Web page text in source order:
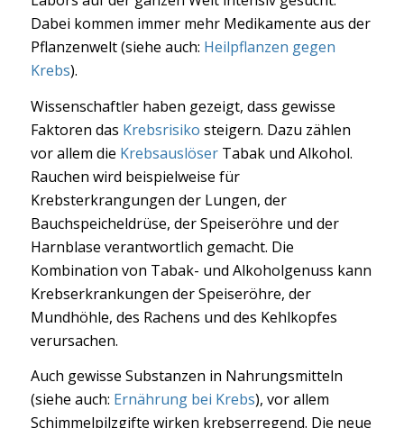
Dabei kommen immer mehr Medikamente aus der
Pflanzenwelt (siehe auch: Heilpflanzen gegen
Krebs).
Wissenschaftler haben gezeigt, dass gewisse
Faktoren das Krebsrisiko steigern. Dazu zählen
vor allem die KrebsauslöserTabak und Alkohol.
Rauchen wird beispielweise für
Krebsterkrangungen der Lungen, der
Bauchspeicheldrüse, der Speiseröhre und der
Harnblase verantwortlich gemacht. Die
Kombination von Tabak- und Alkoholgenuss kann
Krebserkrankungen der Speiseröhre, der
Mundhöhle, des Rachens und des Kehlkopfes
verursachen.
Auch gewisse Substanzen in Nahrungsmitteln
(siehe auch: Ernährung bei Krebs), vor allem
Schimmelpilzgifte wirken krebserregend. Die neue